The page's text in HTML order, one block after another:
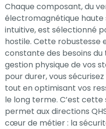
Chaque composant, du
électromagnétique
intuitive, est sélectionné
hostile. Cette robustesse
constante des besoins
gestion physique de vos
pour durer, vous
tout en optimisant vos
le long terme. C’est
permet aux directions
cœur de métier : la